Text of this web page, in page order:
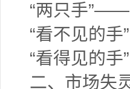
“两只手”——
“看不见的
“看得见的
二、市场失